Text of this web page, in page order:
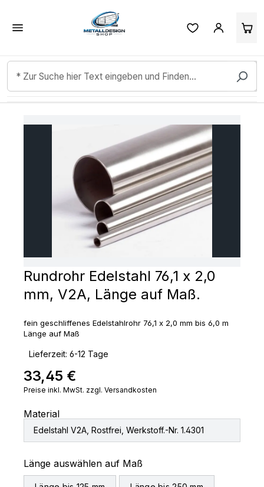
Zum Hauptinhalt springen
Rundrohr Edelstahl 76,1 x 2,0
mm, V2A, Länge auf Maß.
fein geschliffenes Edelstahlrohr 76,1 x 2,0 mm bis 6,0 m
Länge auf Maß
Lieferzeit: 6-12 Tage
Regulärer Preis:
33,45 €
Preise inkl. MwSt. zzgl. Versandkosten
Material
Edelstahl V2A, Rostfrei, Werkstoff.-Nr. 1.4301
Länge auswählen auf Maß